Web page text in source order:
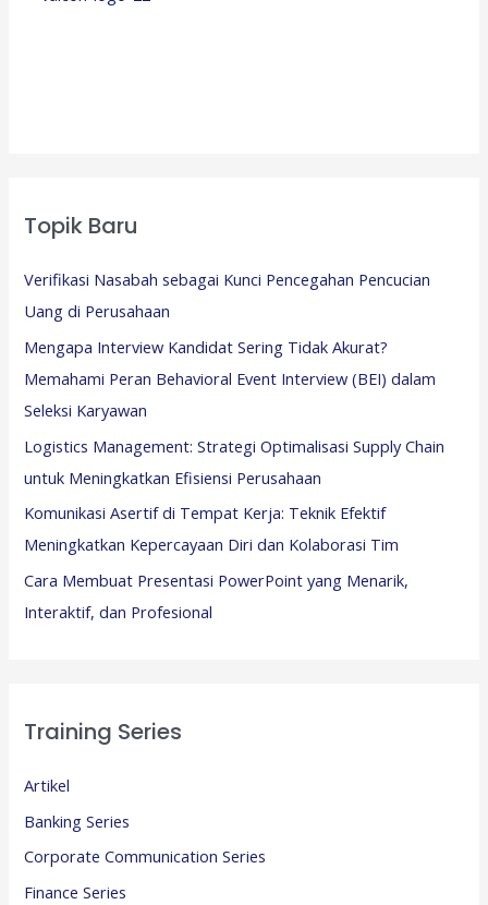
Topik Baru
Verifikasi Nasabah sebagai Kunci Pencegahan Pencucian
Uang di Perusahaan
Mengapa Interview Kandidat Sering Tidak Akurat?
Memahami Peran Behavioral Event Interview (BEI) dalam
Seleksi Karyawan
Logistics Management: Strategi Optimalisasi Supply Chain
untuk Meningkatkan Efisiensi Perusahaan
Komunikasi Asertif di Tempat Kerja: Teknik Efektif
Meningkatkan Kepercayaan Diri dan Kolaborasi Tim
Cara Membuat Presentasi PowerPoint yang Menarik,
Interaktif, dan Profesional
Training Series
Artikel
Banking Series
Corporate Communication Series
Finance Series